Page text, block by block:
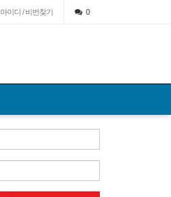
아이디 / 비번찾기 0